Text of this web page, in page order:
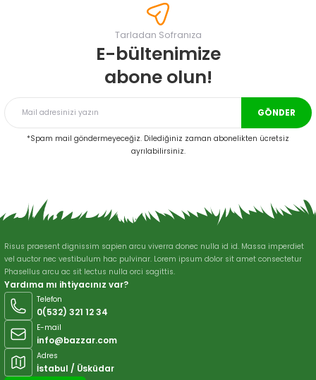
Görüş ve önerileriniz için teşekkür ederiz.
Ürün resmi kalitesiz, bozuk veya görüntülenemiyor.
Ürün bilgilerinde hatalar bulunuyor.
Bu ürüne benzer farklı alternatifler olmalı.
Gönder
Tarladan Sofranıza
E-bültenimize
abone olun!
GÖNDER
*Spam mail göndermeyeceğiz. Dilediğiniz zaman abonelikten ücretsiz
ayrılabilirsiniz.
Risus praesent dignissim sapien arcu viverra donec nulla id id. Massa imperdiet
vel auctor nec vestibulum hac pulvinar. Lorem ipsum dolor sit amet consectetur
Phasellus arcu ac sit lectus nulla orci sagittis.
Yardıma mı ihtiyacınız var?
Telefon
0(532) 321 12 34
E-mail
info@bazzar.com
Adres
İstabul / Üsküdar